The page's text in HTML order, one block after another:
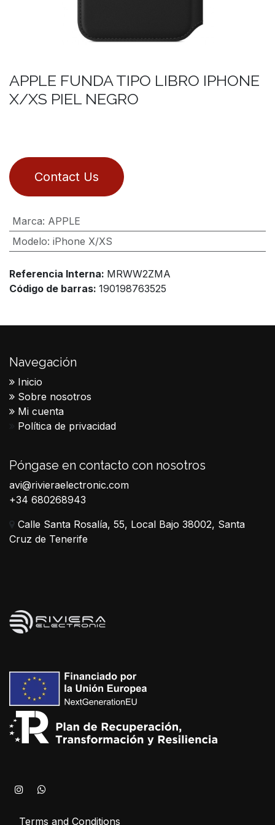
APPLE FUNDA TIPO LIBRO IPHONE
X/XS PIEL NEGRO
Contact Us
Marca: APPLE
Modelo: iPhone X/XS
Referencia Interna: MRWW2ZMA
Código de barras: 190198763525
Navegación
Inicio
Sobre nosotros
Mi cuenta
Política de privacidad
Póngase en contacto con nosotros
avi@rivieraelectronic.com
+34 680268943
Calle Santa Rosalía, 55, Local Bajo 38002, Santa
Cruz de Tenerife
Terms and Conditions